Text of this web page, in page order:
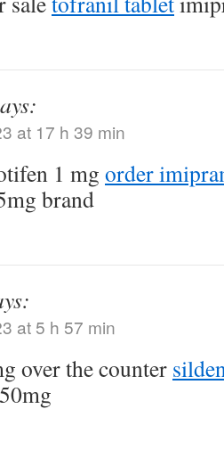
at 17 h 39 min
1 mg order
brand
at 5 h 57 min
over the counter